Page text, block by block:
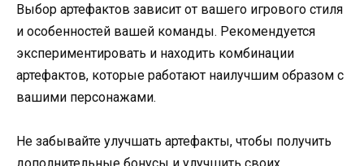
Выбор артефактов зависит от вашего игрового стиля
и особенностей вашей команды. Рекомендуется
экспериментировать и находить комбинации
артефактов, которые работают наилучшим образом с
вашими персонажами.
Не забывайте улучшать артефакты, чтобы получить